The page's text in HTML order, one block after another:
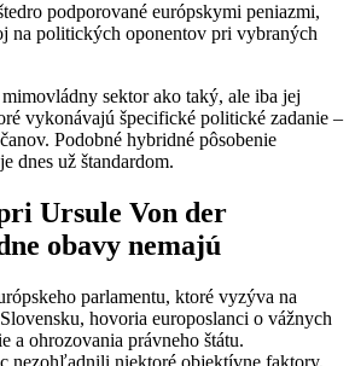
podporované európskymi peniazmi,
na politických oponentov pri vybraných
sektor ako taký, ale iba jej
vykonávajú špecifické politické zadanie –
Podobné hybridné pôsobenie
dnes už štandardom.
Ursule Von der
obavy nemajú
parlamentu, ktoré vyzýva na
hovoria europoslanci o vážnych
a ohrozovania právneho štátu.
nezohľadnili niektoré objektívne faktory,